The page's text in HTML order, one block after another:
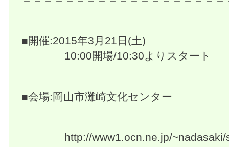
■開催:2015年3月21日(土)
10:00開場/10:30よりスタート
■会場:岡山市灘崎文化センター
http://www1.ocn.ne.jp/~nadasaki/